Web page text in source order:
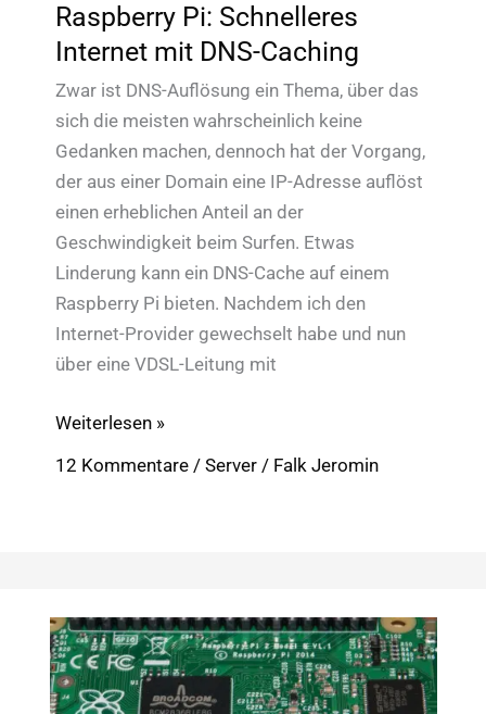
Raspberry Pi: Schnelleres
Internet mit DNS-Caching
Zwar ist DNS-Auflösung ein Thema, über das
sich die meisten wahrscheinlich keine
Gedanken machen, dennoch hat der Vorgang,
der aus einer Domain eine IP-Adresse auflöst
einen erheblichen Anteil an der
Geschwindigkeit beim Surfen. Etwas
Linderung kann ein DNS-Cache auf einem
Raspberry Pi bieten. Nachdem ich den
Internet-Provider gewechselt habe und nun
über eine VDSL-Leitung mit
Raspberry
Weiterlesen »
12 Kommentare / Server / Falk Jeromin